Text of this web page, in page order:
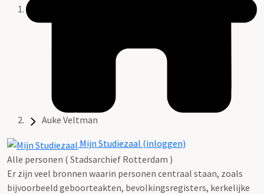
Auke Veltman
Mijn Studiezaal (inloggen)
Alle personen ( Stadsarchief Rotterdam )
Er zijn veel bronnen waarin personen centraal staan, zoals
bijvoorbeeld geboorteakten, bevolkingsregisters, kerkelijke